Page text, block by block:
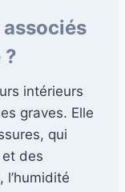
?
intérieurs
graves. Elle
qui
des
l’humidité